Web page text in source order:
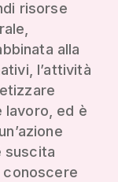
risorse
alla
l’attività
lavoro, ed è
suscita
conoscere